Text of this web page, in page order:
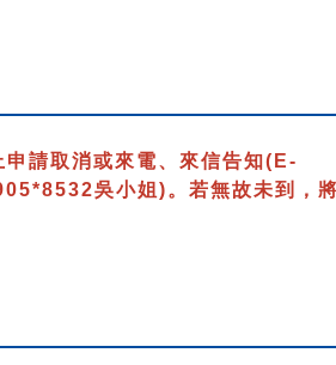
請取消或來電、來信告知(E-
吳小姐)。若無故未到，